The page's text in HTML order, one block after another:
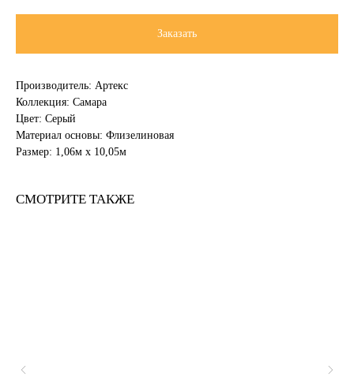
Заказать
Производитель: Артекс
Коллекция: Самара
Цвет: Серый
Материал основы: Флизелиновая
Размер: 1,06м х 10,05м
СМОТРИТЕ ТАКЖЕ